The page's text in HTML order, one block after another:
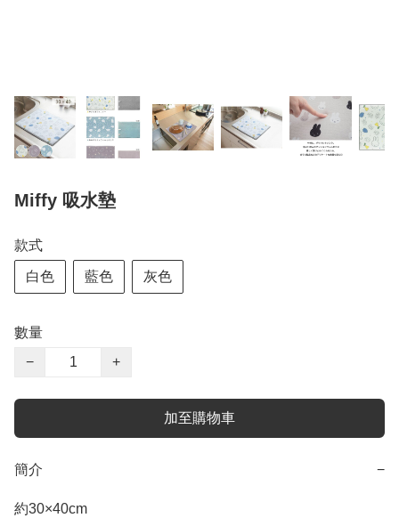
Miffy 吸水墊
款式
白色 藍色 灰色
數量
−
+
加至購物車
簡介 −
約30×40cm